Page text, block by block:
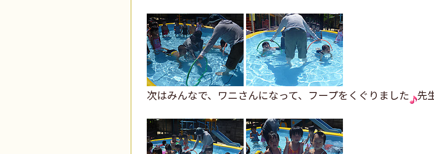
次はみんなで、ワニさんになって、フープをくぐりました 先